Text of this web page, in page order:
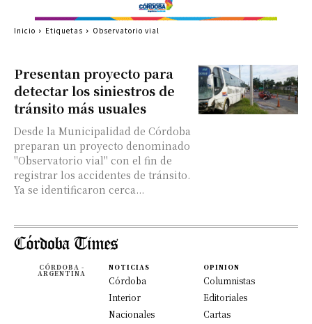
Presentan proyecto para
detectar los siniestros de
tránsito más usuales
Desde la Municipalidad de Córdoba
preparan un proyecto denominado
"Observatorio vial" con el fin de
registrar los accidentes de tránsito.
Ya se identificaron cerca...
Inicio Etiquetas Observatorio vial
CÓRDOBA -
ARGENTINA
NOTICIAS
Córdoba
Interior
Nacionales
OPINION
Columnistas
Editoriales
Cartas